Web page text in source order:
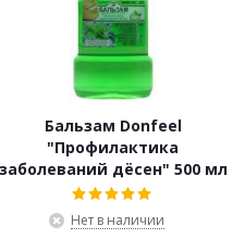
Бальзам Donfeel
"Профилактика
заболеваний дёсен" 500 мл
Нет в наличии